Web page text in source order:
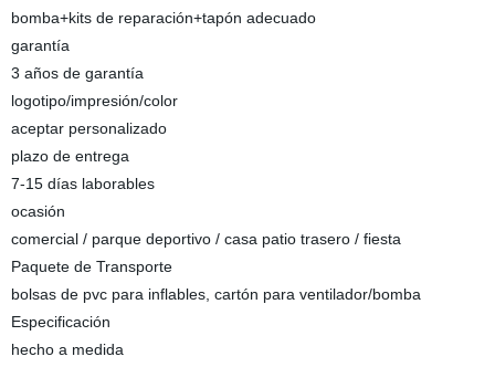
bomba+kits de reparación+tapón adecuado
garantía
3 años de garantía
logotipo/impresión/color
aceptar personalizado
plazo de entrega
7-15 días laborables
ocasión
comercial / parque deportivo / casa patio trasero / fiesta
Paquete de Transporte
bolsas de pvc para inflables, cartón para ventilador/bomba
Especificación
hecho a medida